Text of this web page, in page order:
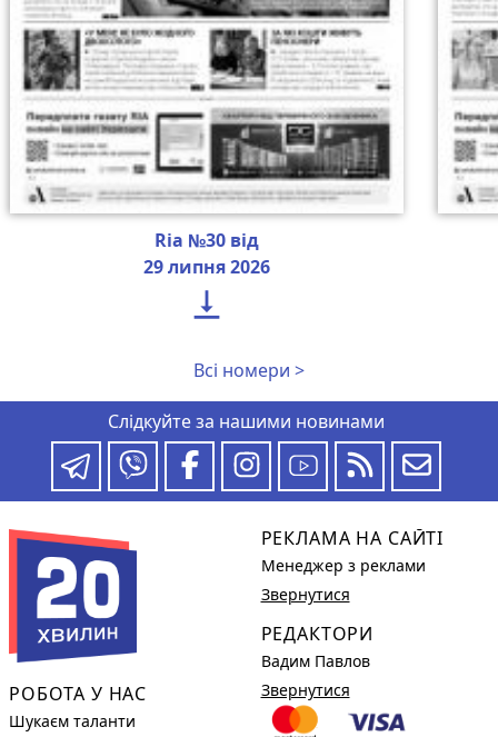
Ria №30 від
29 липня 2026

Всі номери >
Слідкуйте за нашими новинами
РОБОТА У НАС
Шукаєм таланти
РЕКЛАМА НА САЙТІ
Менеджер з реклами
Звернутися
РЕДАКТОРИ
Вадим Павлов
Звернутися